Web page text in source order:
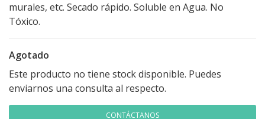
murales, etc. Secado rápido. Soluble en Agua. No
Tóxico.
Agotado
Este producto no tiene stock disponible. Puedes
enviarnos una consulta al respecto.
CONTÁCTANOS